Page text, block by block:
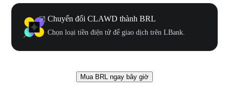
Chuyển đổi CLAWD thành BRL
Chọn loại tiền điện tử để giao dịch trên LBank.
Mua BRL ngay bây giờ